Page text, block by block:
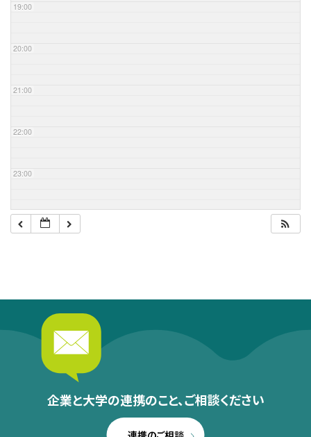
19:00
20:00
21:00
22:00
23:00
企業と大学の連携のこと、ご相談ください